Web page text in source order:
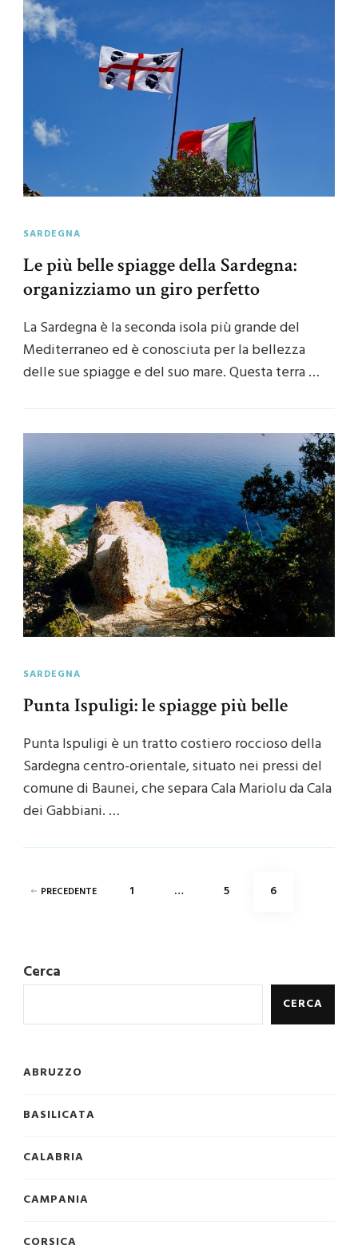
SARDEGNA
Le più belle spiagge della Sardegna:
organizziamo un giro perfetto
La Sardegna è la seconda isola più grande del
Mediterraneo ed è conosciuta per la bellezza
delle sue spiagge e del suo mare. Questa terra …
SARDEGNA
Punta Ispuligi: le spiagge più belle
Punta Ispuligi è un tratto costiero roccioso della
Sardegna centro-orientale, situato nei pressi del
comune di Baunei, che separa Cala Mariolu da Cala
dei Gabbiani. …
Paginazione
PRECEDENTE PAGINA
1 … PAGINA
5 PAGINA
6
Cerca
CERCA
ABRUZZO
BASILICATA
CALABRIA
CAMPANIA
CORSICA